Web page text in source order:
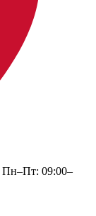
Пн–Пт: 09:00–